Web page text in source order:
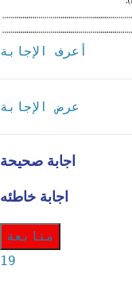
أعرف الإجابة
عرض الإجابة
اجابة صحيحة
اجابة خاطئه
متابعة
19